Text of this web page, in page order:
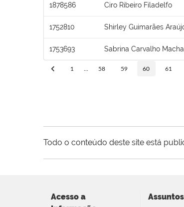
1878586 Ciro Ribeiro Filadelfo
1752810 Shirley Guimarães
1753693 Sabrina Carvalho
1 58 59 60 61
Todo o conteúdo deste site está
Acesso a
Assuntos